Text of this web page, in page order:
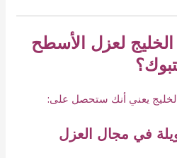
الخليج لعزل الأسطح
يعني أنك ستحصل على: